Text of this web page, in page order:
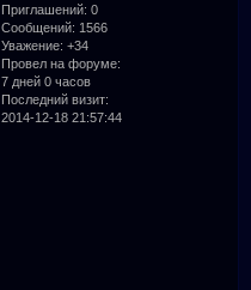
Приглашений: 0
Сообщений: 1566
Уважение: +34
Провел на форуме:
7 дней 0 часов
Последний визит:
2014-12-18 21:57:44